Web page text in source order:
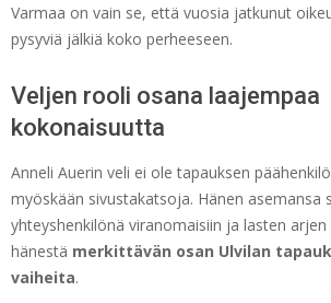
Varmaa on vain se, että vuosia jatkunut
pysyviä jälkiä koko perheeseen.
Veljen rooli osana laajempaa
kokonaisuutta
Anneli Auerin veli ei ole tapauksen
myöskään sivustakatsoja. Hänen asemansa
yhteyshenkilönä viranomaisiin ja lasten arjen
hänestä merkittävän osan Ulvilan
vaiheita.